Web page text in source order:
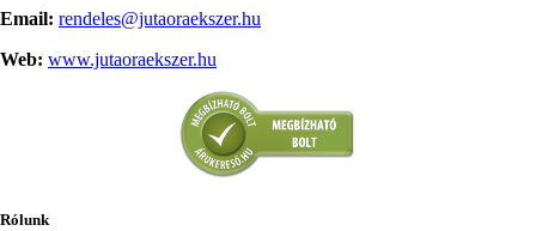
Email: rendeles@jutaoraekszer.hu
Web: www.jutaoraekszer.hu
Rólunk